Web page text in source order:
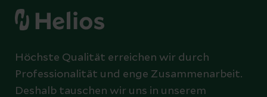
Höchste Qualität erreichen wir durch
Professionalität und enge Zusammenarbeit.
Deshalb tauschen wir uns in unserem